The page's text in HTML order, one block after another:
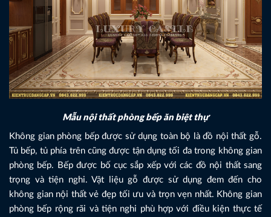
Mẫu nội thất phòng bếp ăn biệt thự
Không gian phòng bếp được sử dụng toàn bộ là đồ nội thất gỗ.
Tủ bếp, tủ phía trên cũng được tận dụng tối đa trong không gian
phòng bếp. Bếp được bố cục sắp xếp với các đồ nội thất sang
trọng và tiện nghi. Vật liệu gỗ được sử dụng đem đến cho
không gian nội thất vẻ đẹp tối ưu và trọn vẹn nhất. Không gian
phòng bếp rộng rãi và tiện nghi phù hợp với điều kiện thực tế